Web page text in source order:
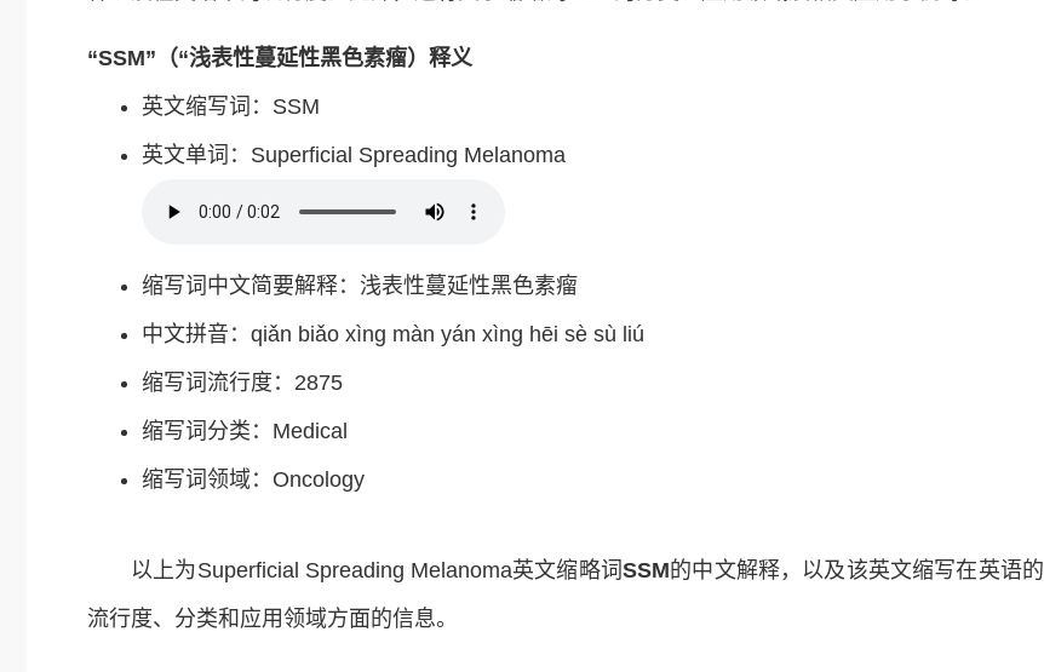
“SSM”（“浅表性蔓延性黑色素瘤）释义
英文缩写词：SSM
英文单词：Superficial Spreading Melanoma
缩写词中文简要解释：浅表性蔓延性黑色素瘤
中文拼音：qiǎn biǎo xìng màn yán xìng hēi sè sù liú
缩写词流行度：2875
缩写词分类：Medical
缩写词领域：Oncology
以上为Superficial Spreading Melanoma英文缩略词 SSM的中文解释，以及该英文缩写在英语的
流行度、分类和应用领域方面的信息。